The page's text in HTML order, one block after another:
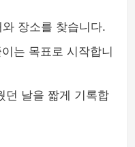
장소를 찾습니다.
는 목표로 시작합니
던 날을 짧게 기록합